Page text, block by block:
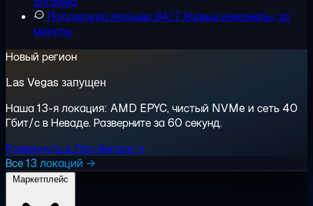
Поддержка людьми 24/7Живые инженеры, за
минуты
Новый регион
Las Vegas запущен
Наша 13-я локация: AMD EPYC, чистый NVMe и сеть 40
Гбит/с в Неваде. Разверните за 60 секунд.
Развернуть в Лас-Вегасе →
Все 13 локаций →